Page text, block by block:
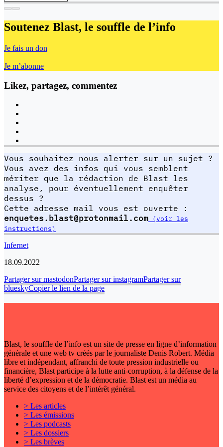
Soutenez Blast, le souffle de l’info
Je fais un don
Je m’abonne
Likez, partagez, commentez
Vous souhaitez nous alerter sur un sujet ?
Vous avez des infos qui vous semblent
mériter que la rédaction de Blast les
analyse, pour éventuellement enquêter
dessus ?
Cette adresse mail vous est ouverte :
enquetes.blast@protonmail.com (voir les
instructions)
Infernet
18.09.2022
Partager sur mastodonPartager sur instagramPartager sur
blueskyCopier le lien de la page
Blast, le souffle de l’info est un site de presse en ligne d’information
générale et une web tv créés par le journaliste Denis Robert. Média
libre et indépendant, affranchi de toute pression industrielle ou
financière, Blast participe à la lutte anti-corruption, à la défense de la
liberté d’expression et de la démocratie. Blast est un média au
service des citoyens et de l’intérêt général.
> Les articles
> Les émissions
> Les podcasts
> Les dossiers
> Les brèves